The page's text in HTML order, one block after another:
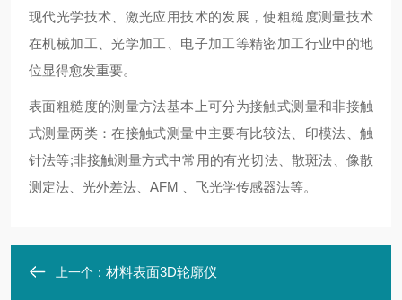
现代光学技术、激光应用技术的发展，使粗糙度测量技术
在机械加工、光学加工、电子加工等精密加工行业中的地
位显得愈发重要。
表面粗糙度的测量方法基本上可分为接触式测量和非接触
式测量两类：在接触式测量中主要有比较法、印模法、触
针法等;非接触测量方式中常用的有光切法、散斑法、像散
测定法、光外差法、AFM 、飞光学传感器法等。
上一个： 材料表面3D轮廓仪